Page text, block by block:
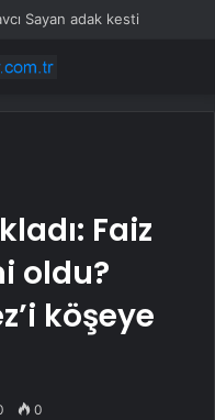
Sayan adak kesti
Faiz
oldu?
köşeye
0